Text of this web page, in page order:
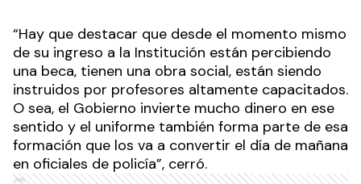
“Hay que destacar que desde el momento mismo
de su ingreso a la Institución están percibiendo
una beca, tienen una obra social, están siendo
instruidos por profesores altamente capacitados.
O sea, el Gobierno invierte mucho dinero en ese
sentido y el uniforme también forma parte de esa
formación que los va a convertir el día de mañana
en oficiales de policía”, cerró.
Ads